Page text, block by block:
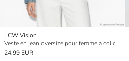
LCW Vision
Veste en jean oversize pour femme à col chemise
24.99 EUR